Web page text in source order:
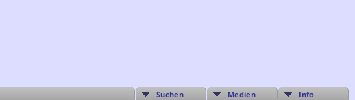
Suchen Medien Info